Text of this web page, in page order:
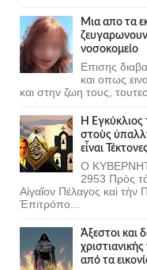
Μια απο τα
νοσοκομείο
Επισης
και οπως
και στην ζωη τους,
Ἡ
στοὺς
εἶναι
Ο
2953 Πρὸς
Αἰγαῖον Πέλαγος καὶ
Ἐπιτρόπο...
Άξεστοι και
από τα